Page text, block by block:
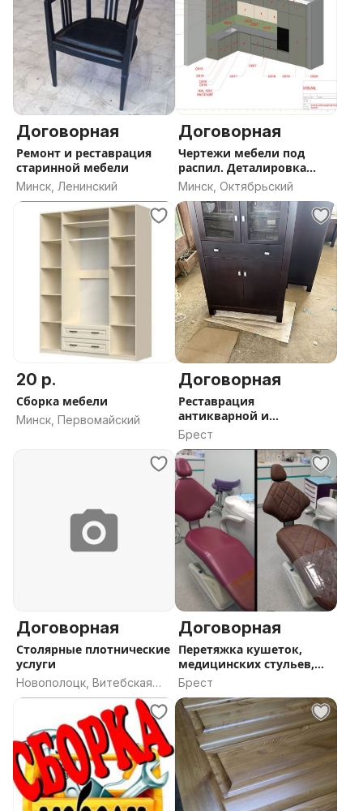
Договорная
Ремонт и реставрация
старинной мебели
Минск, Ленинский
Договорная
Чертежи мебели под
распил. Деталировка
мебели
Минск, Октябрьский
20 р.
Сборка мебели
Минск, Первомайский
Договорная
Реставрация
антикварной и
старинной мебели
Брест
Договорная
Столярные плотнические
услуги
Новополоцк, Витебская
область
Договорная
Перетяжка кушеток,
медицинских стульев,
стула врача и другой
аналогичной мебели.
Бесплатный выезд.
Брест